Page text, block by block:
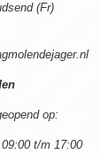
(Fr)
op:
t/m 17:00